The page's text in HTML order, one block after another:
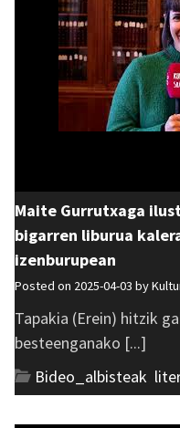
Maite Gurrutxaga
bigarren liburua
izenburupean
Posted on 2025-04-03 by
Tapakia (Erein) hitzik
besteenganako [...]
Bideo_albisteak